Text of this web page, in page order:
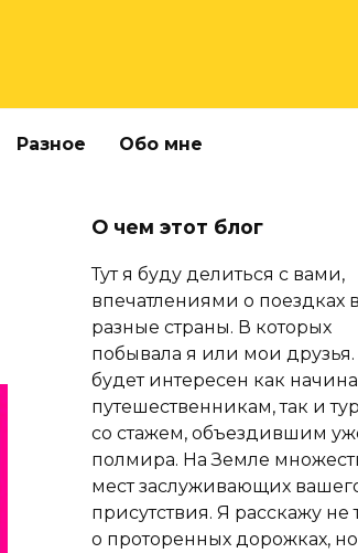
Разное Обо мне
О чем этот блог
Тут я буду делиться с вами,
впечатлениями о поездках в
разные страны. В которых
побывала я или мои
будет интересен как
путешественникам, так и
со стажем, объездившим
полмира. На Земле
мест заслуживающих
присутствия. Я расскажу не
о проторенных дорожках,